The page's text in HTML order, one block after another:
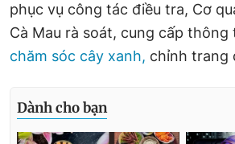
phục vụ công tác điều tra, Cơ
Cà Mau rà soát, cung cấp
chăm sóc cây xanh, chỉnh trang